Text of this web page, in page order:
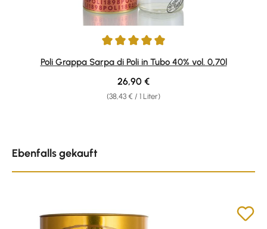
Durchschnittliche Bewertung von 4.9 von 5 Sternen
Poli Grappa Sarpa di Poli in Tubo 40% vol. 0,70l
(38,43 € / 1 Liter)
Regulärer Preis:
26,90 €
Ebenfalls gekauft